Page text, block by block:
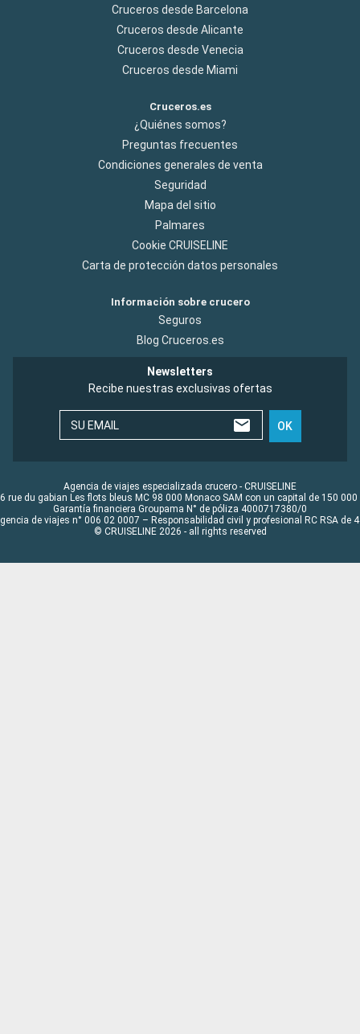
Cruceros desde Barcelona
Cruceros desde Alicante
Cruceros desde Venecia
Cruceros desde Miami
Cruceros.es
¿Quiénes somos?
Preguntas frecuentes
Condiciones generales de venta
Seguridad
Mapa del sitio
Palmares
Cookie CRUISELINE
Carta de protección datos personales
Información sobre crucero
Seguros
Blog Cruceros.es
Newsletters
Recibe nuestras exclusivas ofertas
SU EMAIL OK
Agencia de viajes especializada crucero - CRUISELINE
rue du gabian Les flots bleus MC 98 000 Monaco SAM con un capital de 150 000
Garantía financiera Groupama N° de póliza 4000717380/0
de viajes n° 006 02 0007 – Responsabilidad civil y profesional RC RSA de
© CRUISELINE 2026 - all rights reserved